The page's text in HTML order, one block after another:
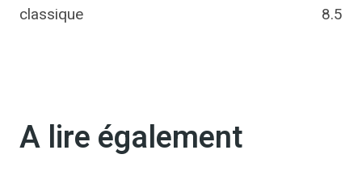
classique
8.5
A lire également